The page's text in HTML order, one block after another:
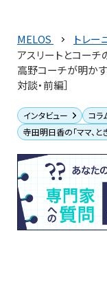
MELOS
トレー
アスリートとコー
高野コーチが明か
対談・前編］
インタビュー コラ
寺田明日香の「ママ、